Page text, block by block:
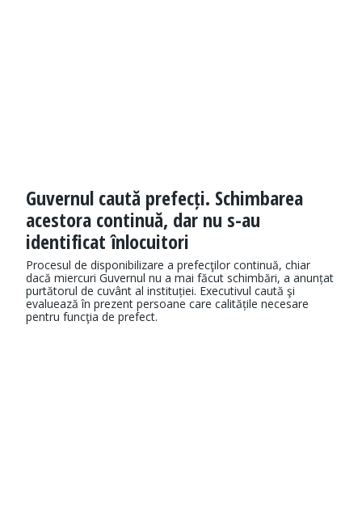
Guvernul caută prefecți. Schimbarea
acestora continuă, dar nu s-au
identificat înlocuitori
Procesul de disponibilizare a prefecţilor continuă, chiar
dacă miercuri Guvernul nu a mai făcut schimbări, a anunțat
purtătorul de cuvânt al instituției. Executivul caută şi
evaluează în prezent persoane care calitățile necesare
pentru funcţia de prefect.